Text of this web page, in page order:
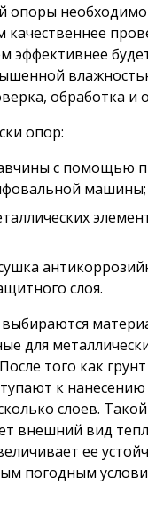
опоры
качественнее
эффективнее
обработка и
опор:
с помощью
машины;
слоя.
для
того как
к нанесению
слоев.
внешний вид
ее
погодным